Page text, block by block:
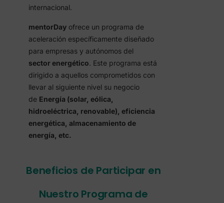
internacional.
mentorDayofrece un programa de
aceleración específicamente diseñado
para empresas y autónomos del
sectorenergético. Este programa está
dirigido a aquellos comprometidos con
llevar al siguiente nivel su negocio
de Energía (solar, eólica,
hidroeléctrica, renovable), eficiencia
energética, almacenamiento de
energía, etc.
Beneficios de Participar en
Nuestro Programa de